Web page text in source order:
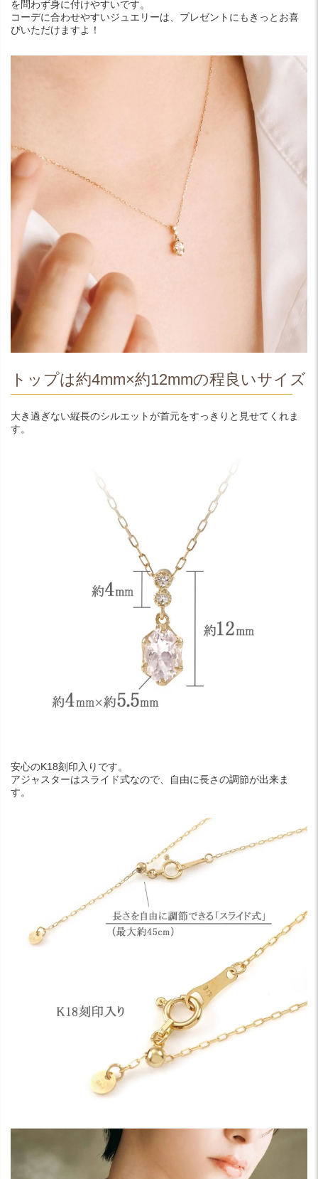
を問わず身に付けやすいです。
コーデに合わせやすいジュエリーは、プレゼントにもきっとお喜
びいただけますよ！
トップは約4mm×約12mmの程良いサイズ
大き過ぎない縦長のシルエットが首元をすっきりと見せてくれま
す。
安心のK18刻印入りです。
アジャスターはスライド式なので、自由に長さの調節が出来ま
す。